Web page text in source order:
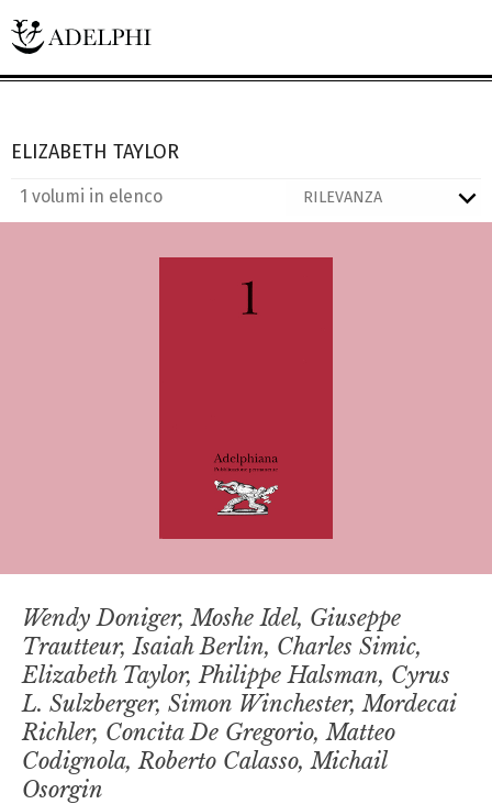
ELIZABETH TAYLOR
1 volumi in elenco
Wendy Doniger, Moshe Idel, Giuseppe
Trautteur, Isaiah Berlin, Charles Simic,
Elizabeth Taylor, Philippe Halsman, Cyrus
L. Sulzberger, Simon Winchester, Mordecai
Richler, Concita De Gregorio, Matteo
Codignola, Roberto Calasso, Michail
Osorgin